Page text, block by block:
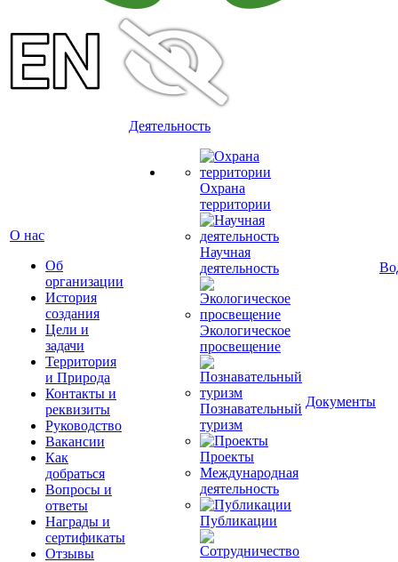
О нас
Об
организации
История
создания
Цели и
задачи
Территория
и Природа
Контакты и
реквизиты
Руководство
Вакансии
Как
добраться
Вопросы и
ответы
Награды и
сертификаты
Отзывы
Деятельность
Охрана
территории
Научная
деятельность
Экологическое
просвещение
Познавательный
туризм
Проекты
Международная
деятельность
Публикации
Документы